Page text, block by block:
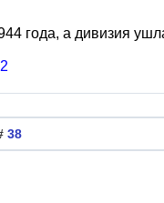
года, а дивизия
38